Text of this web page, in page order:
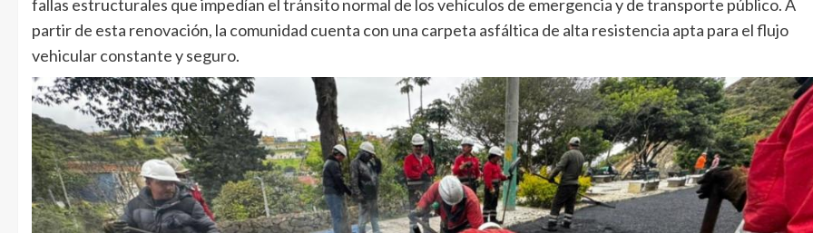
fallas estructurales que impedían el tránsito normal de los vehículos de emergencia y de transporte público. A
partir de esta renovación, la comunidad cuenta con una carpeta asfáltica de alta resistencia apta para el flujo
vehicular constante y seguro.